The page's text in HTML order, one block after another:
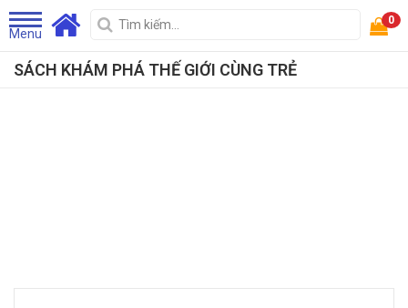
Menu
0
SÁCH KHÁM PHÁ THẾ GIỚI CÙNG TRẺ